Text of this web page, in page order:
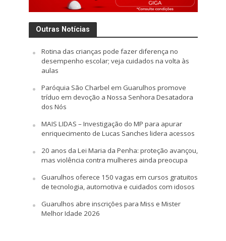
Outras Notícias
Rotina das crianças pode fazer diferença no
desempenho escolar; veja cuidados na volta às
aulas
Paróquia São Charbel em Guarulhos promove
tríduo em devoção a Nossa Senhora Desatadora
dos Nós
MAIS LIDAS – Investigação do MP para apurar
enriquecimento de Lucas Sanches lidera acessos
20 anos da Lei Maria da Penha: proteção avançou,
mas violência contra mulheres ainda preocupa
Guarulhos oferece 150 vagas em cursos gratuitos
de tecnologia, automotiva e cuidados com idosos
Guarulhos abre inscrições para Miss e Mister
Melhor Idade 2026